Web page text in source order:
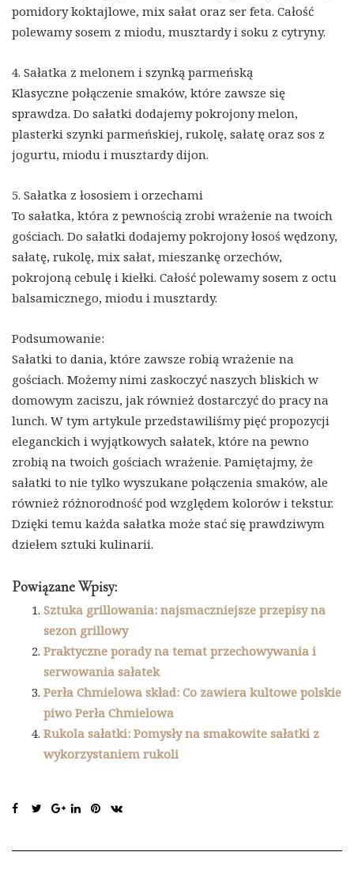
pomidory koktajlowe, mix sałat oraz ser feta. Całość
polewamy sosem z miodu, musztardy i soku z cytryny.
4. Sałatka z melonem i szynką parmeńską
Klasyczne połączenie smaków, które zawsze się
sprawdza. Do sałatki dodajemy pokrojony melon,
plasterki szynki parmeńskiej, rukolę, sałatę oraz sos z
jogurtu, miodu i musztardy dijon.
5. Sałatka z łososiem i orzechami
To sałatka, która z pewnością zrobi wrażenie na twoich
gościach. Do sałatki dodajemy pokrojony łosoś wędzony,
sałatę, rukolę, mix sałat, mieszankę orzechów,
pokrojoną cebulę i kiełki. Całość polewamy sosem z octu
balsamicznego, miodu i musztardy.
Podsumowanie:
Sałatki to dania, które zawsze robią wrażenie na
gościach. Możemy nimi zaskoczyć naszych bliskich w
domowym zaciszu, jak również dostarczyć do pracy na
lunch. W tym artykule przedstawiliśmy pięć propozycji
eleganckich i wyjątkowych sałatek, które na pewno
zrobią na twoich gościach wrażenie. Pamiętajmy, że
sałatki to nie tylko wyszukane połączenia smaków, ale
również różnorodność pod względem kolorów i tekstur.
Dzięki temu każda sałatka może stać się prawdziwym
dziełem sztuki kulinarii.
Powiązane Wpisy:
Sztuka grillowania: najsmaczniejsze przepisy na
sezon grillowy
Praktyczne porady na temat przechowywania i
serwowania sałatek
Perła Chmielowa skład: Co zawiera kultowe polskie
piwo Perła Chmielowa
Rukola sałatki: Pomysły na smakowite sałatki z
wykorzystaniem rukoli